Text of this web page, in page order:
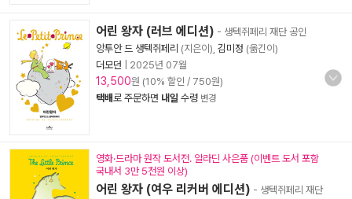
어린 왕자 (러브 에디션) - 생텍쥐페리 재단 공인
앙투안 드 생텍쥐페리 (지은이), 김미정 (옮긴이)
더모던
2025년 07월
13,500원 (10% 할인 / 750원)
택배로 주문하면 내일 수령 변경
영화·드라마 원작 도서전. 알라딘 사은품 (이벤트 도서 포함
국내서 3만 5천원 이상)
어린 왕자 (여우 리커버 에디션) - 생텍쥐페리 재단